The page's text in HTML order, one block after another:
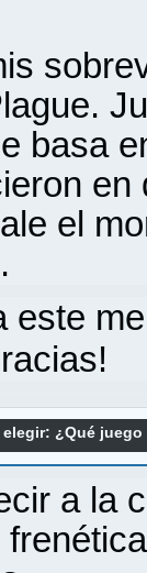
basa
el
este
elegir: ¿Qué
a la